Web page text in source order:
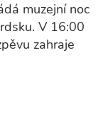
muzejní noc
V 16:00
zahraje